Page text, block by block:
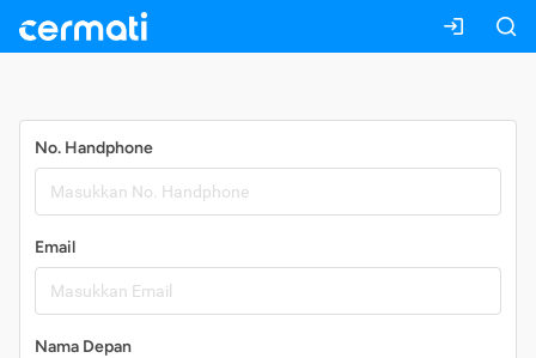
No. Handphone
Email
Nama Depan